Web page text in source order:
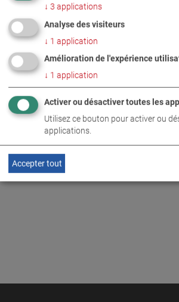
TWIN F IV 3.5 U
VP 250218
RETOUR À LA CATÉGORIE DE
↓ 3 applications
Analyse des visiteurs
↓ 1 application
Amélioration de l'expérience
↓ 1 application
Activer ou désactiver toutes les
Utilisez ce bouton pour activer ou
applications.
Accepter tout